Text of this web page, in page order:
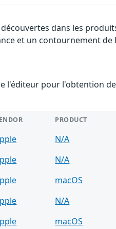
dans les
et un contournement
l'éditeur pour l'obtention
PRODUCT
N/A
N/A
macOS
N/A
macOS